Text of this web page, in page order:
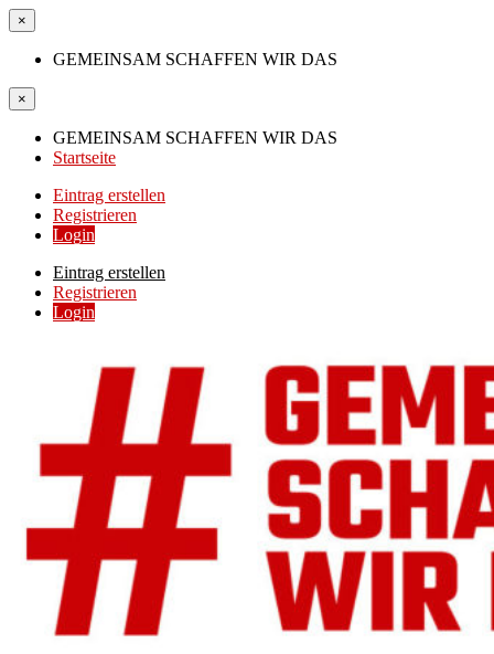
×
GEMEINSAM SCHAFFEN WIR DAS
×
GEMEINSAM SCHAFFEN WIR DAS
Startseite
Eintrag erstellen
Registrieren
Login
Eintrag erstellen
Registrieren
Login